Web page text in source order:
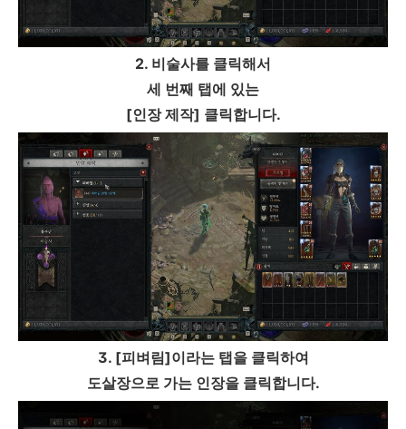
2. 비술사를 클릭해서
세 번째 탭에 있는
[인장 제작] 클릭합니다.
3. [피벼림]이라는 탭을 클릭하여
도살장으로 가는 인장을 클릭합니다.